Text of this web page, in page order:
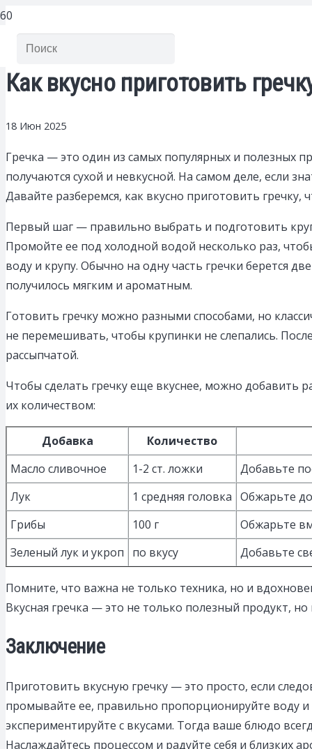
Как вкусно приготовить
18 Июн 2025
Гречка — это один из самых популярных и полезных
получаются сухой и невкусной. На самом деле, если
Давайте разберемся, как вкусно приготовить гречку,
Первый шаг — правильно выбрать и подготовить
Промойте ее под холодной водой несколько раз,
воду и крупу. Обычно на одну часть гречки берется
получилось мягким и ароматным.
Готовить гречку можно разными способами, но
не перемешивать, чтобы крупинки не слепались.
рассыпчатой.
Чтобы сделать гречку еще вкуснее, можно
их количеством:
Добавка
Количество
Масло сливочное
1-2 ст. ложки
Добавьте
Лук
1 средняя головка Обжарьте
Грибы
100 г
Обжарьте
Зеленый лук и укроп
по вкусу Добавьте
Помните, что важна не только техника, но и
Вкусная гречка — это не только полезный продукт,
Заключение
Приготовить вкусную гречку — это просто, если
промывайте ее, правильно пропорционируйте воду
экспериментируйте с вкусами. Тогда ваше блюдо
Наслаждайтесь процессом и радуйте себя и близких